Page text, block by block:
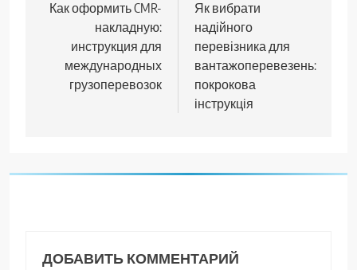
по
записям
Как оформить CMR-
накладную:
инструкция для
международных
грузоперевозок
Як вибрати
надійного
перевізника для
вантажоперевезень:
покрокова
інструкція
ДОБАВИТЬ КОММЕНТАРИЙ